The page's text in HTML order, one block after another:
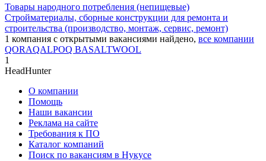
Товары народного потребления (непищевые)
Стройматериалы, сборные конструкции для ремонта и
строительства (производство, монтаж, сервис, ремонт)
1 компания с открытыми вакансиями найдено, все компании
QORAQALPOQ BASALTWOOL
1
HeadHunter
О компании
Помощь
Наши вакансии
Реклама на сайте
Требования к ПО
Каталог компаний
Поиск по вакансиям в Нукусе